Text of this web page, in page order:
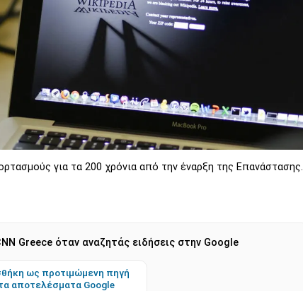
για τα 200 χρόνια από την έναρξη της Επανάστασης.
Greece όταν αναζητάς ειδήσεις στην Google
ως προτιμώμενη πηγή
αποτελέσματα Google